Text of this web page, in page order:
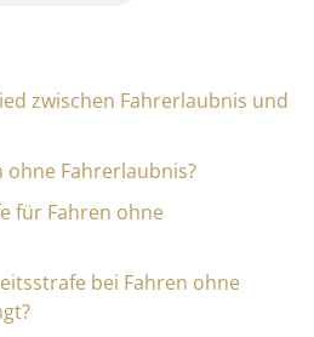
zwischen Fahrerlaubnis und
ohne Fahrerlaubnis?
für Fahren ohne
bei Fahren ohne